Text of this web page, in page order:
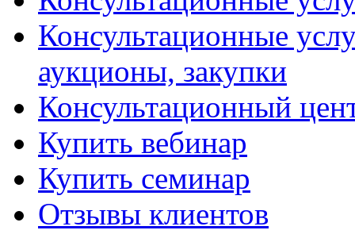
Консультационные
аукционы, закупки
Консультационный
Купить вебинар
Купить семинар
Отзывы клиентов